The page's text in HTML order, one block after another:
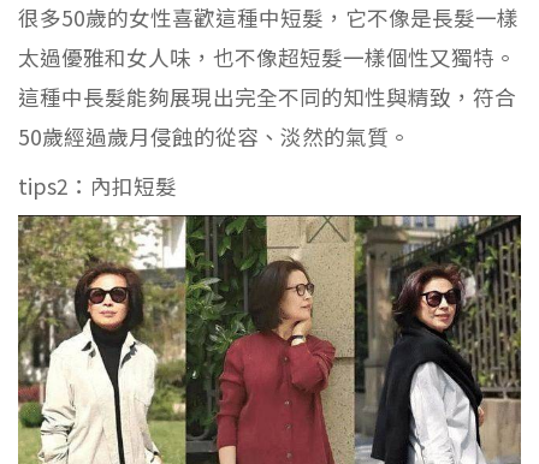
很多50歲的女性喜歡這種中短髮，它不像是長髮一樣
太過優雅和女人味，也不像超短髮一樣個性又獨特。
這種中長髮能夠展現出完全不同的知性與精致，符合
50歲經過歲月侵蝕的從容、淡然的氣質。
tips2：內扣短髮